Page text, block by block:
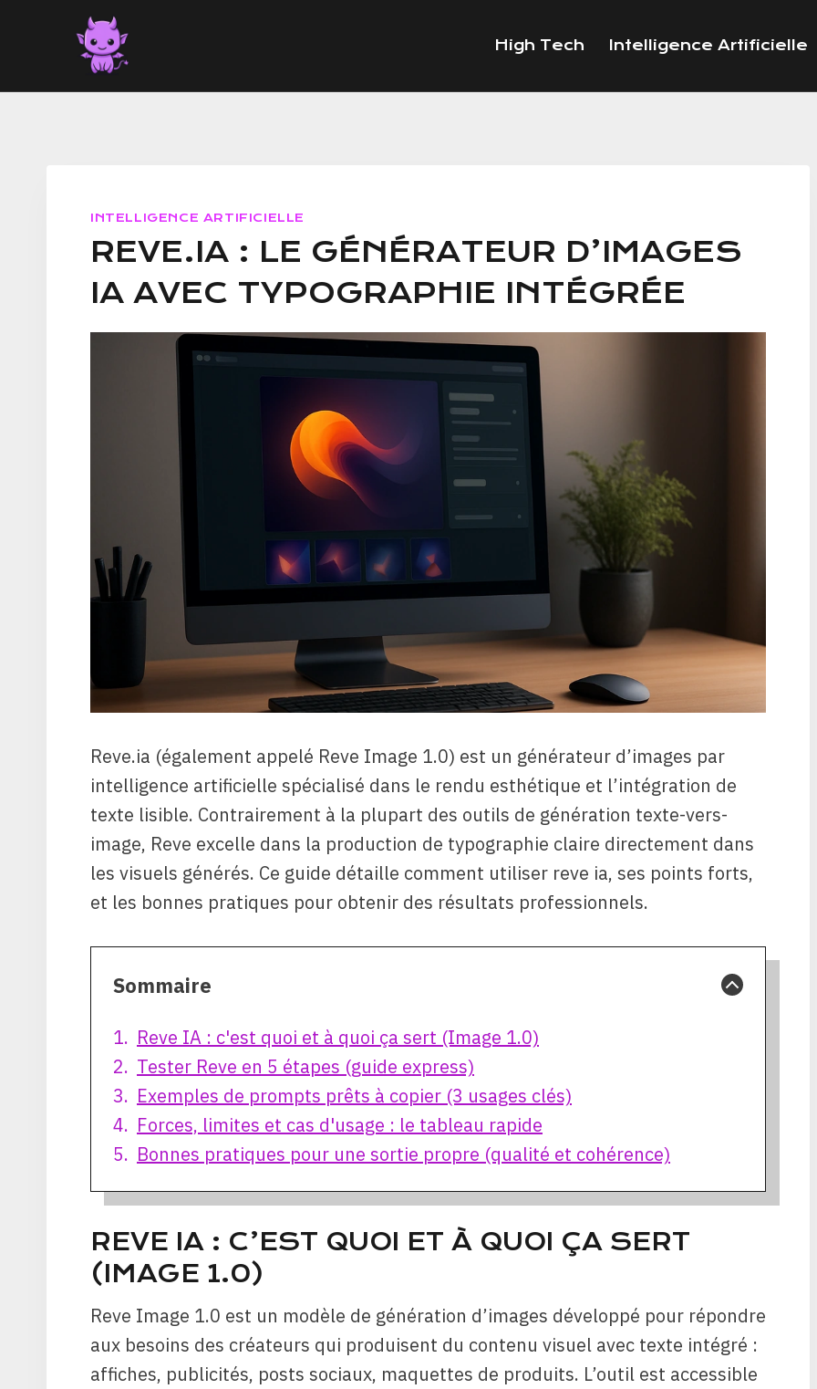
High Tech Intelligence Artificielle
INTELLIGENCE ARTIFICIELLE
REVE.IA : LE GÉNÉRATEUR D’IMAGES
IA AVEC TYPOGRAPHIE INTÉGRÉE
Reve.ia (également appelé Reve Image 1.0) est un générateur d’images par
intelligence artificielle spécialisé dans le rendu esthétique et l’intégration de
texte lisible. Contrairement à la plupart des outils de génération texte-vers-
image, Reve excelle dans la production de typographie claire directement dans
les visuels générés. Ce guide détaille comment utiliser reve ia, ses points forts,
et les bonnes pratiques pour obtenir des résultats professionnels.
Sommaire
Reve IA : c'est quoi et à quoi ça sert (Image 1.0)
Tester Reve en 5 étapes (guide express)
Exemples de prompts prêts à copier (3 usages clés)
Forces, limites et cas d'usage : le tableau rapide
Bonnes pratiques pour une sortie propre (qualité et cohérence)
REVE IA : C’EST QUOI ET À QUOI ÇA SERT
(IMAGE 1.0)
Reve Image 1.0 est un modèle de génération d’images développé pour répondre
aux besoins des créateurs qui produisent du contenu visuel avec texte intégré :
affiches, publicités, posts sociaux, maquettes de produits. L’outil est accessible